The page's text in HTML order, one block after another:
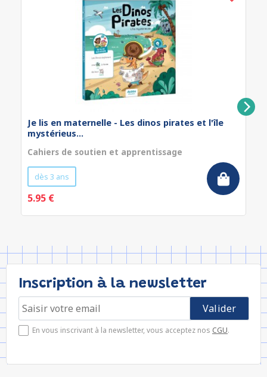
Je lis en maternelle - Les dinos pirates et l'île
mystérieus...
Cahiers de soutien et apprentissage
dès 3 ans
5.95 €
Inscription à la newsletter
En vous inscrivant à la newsletter, vous acceptez nos CGU.